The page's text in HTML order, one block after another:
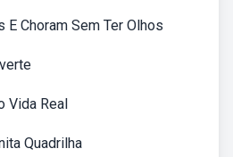
E Choram Sem Ter Olhos
Vida Real
Quadrilha